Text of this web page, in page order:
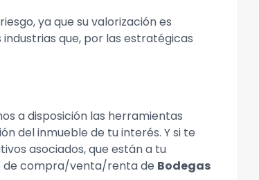
ya que su valorización es
que, por las estratégicas
a disposición las herramientas
del inmueble de tu interés. Y si te
asociados, que están a tu
de compra/venta/renta de Bodegas